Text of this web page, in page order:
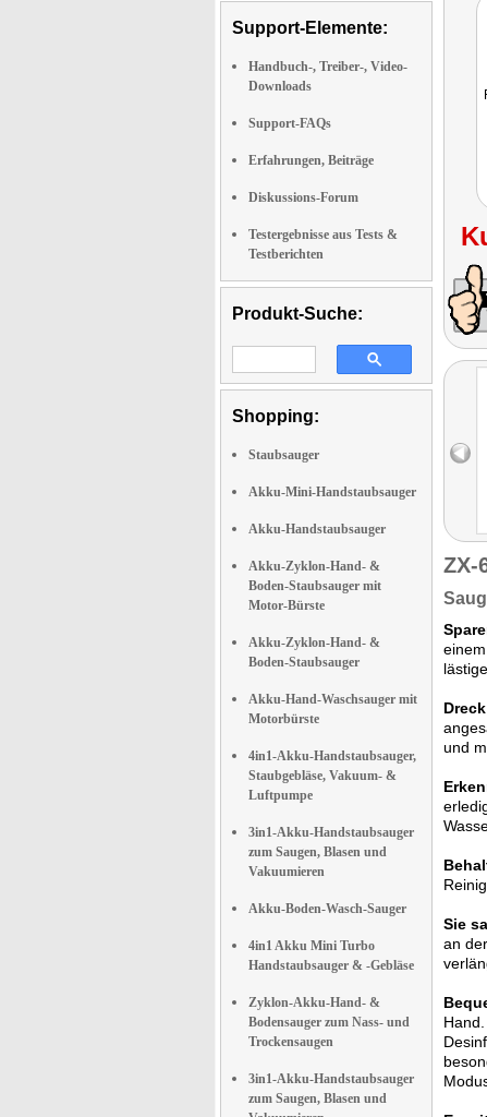
Support-Elemente:
Handbuch-, Treiber-, Video-
Downloads
Support-FAQs
Erfahrungen, Beiträge
Diskussions-Forum
Testergebnisse aus Tests &
Testberichten
Produkt-Suche:
Shopping:
Staubsauger
Akku-Mini-Handstaubsauger
Akku-Handstaubsauger
Akku-Zyklon-Hand- &
Boden-Staubsauger mit
Motor-Bürste
Akku-Zyklon-Hand- &
Boden-Staubsauger
Akku-Hand-Waschsauger mit
Motorbürste
4in1-Akku-Handstaubsauger,
Staubgebläse, Vakuum- &
Luftpumpe
3in1-Akku-Handstaubsauger
zum Saugen, Blasen und
Vakuumieren
Akku-Boden-Wasch-Sauger
4in1 Akku Mini Turbo
Handstaubsauger & -Gebläse
Zyklon-Akku-Hand- &
Bodensauger zum Nass- und
Trockensaugen
3in1-Akku-Handstaubsauger
zum Saugen, Blasen und
ZX-
und
Sie
an